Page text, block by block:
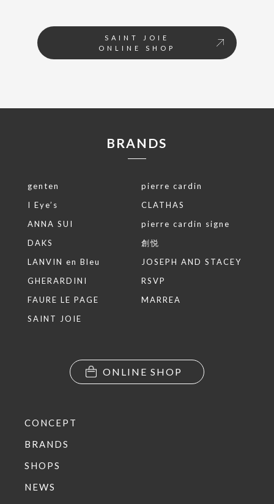
SAINT JOIE
ONLINE SHOP
BRANDS
genten
pierre cardin
I Eye’s
CLATHAS
ANNA SUI
pierre cardin signe
DAKS
創悦
LANVIN en Bleu
JOSEPH AND STACEY
GHERARDINI
RSVP
FAURE LE PAGE
MARREA
SAINT JOIE
ONLINE SHOP
CONCEPT
BRANDS
SHOPS
NEWS